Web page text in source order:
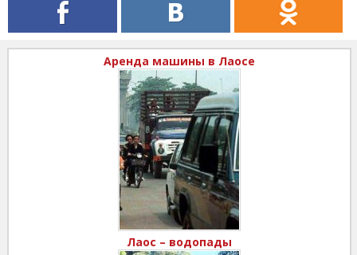
Аренда машины в Лаосе
Лаос – водопады